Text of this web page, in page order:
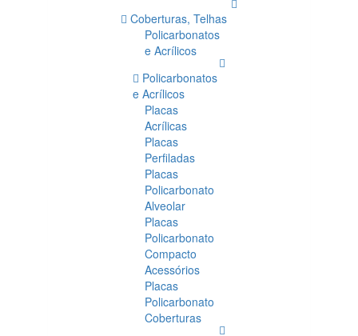
Coberturas, Telhas
Policarbonatos
e Acrílicos
Policarbonatos
e Acrílicos
Placas
Acrílicas
Placas
Perfiladas
Placas
Policarbonato
Alveolar
Placas
Policarbonato
Compacto
Acessórios
Placas
Policarbonato
Coberturas